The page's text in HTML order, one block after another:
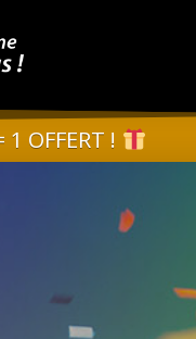
OFFERT !